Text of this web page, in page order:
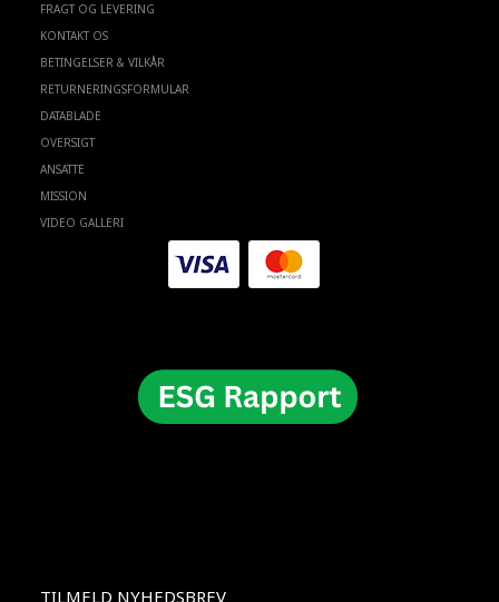
FRAGT OG LEVERING
KONTAKT OS
BETINGELSER & VILKÅR
RETURNERINGSFORMULAR
DATABLADE
OVERSIGT
ANSATTE
MISSION
VIDEO GALLERI
TILMELD NYHEDSBREV